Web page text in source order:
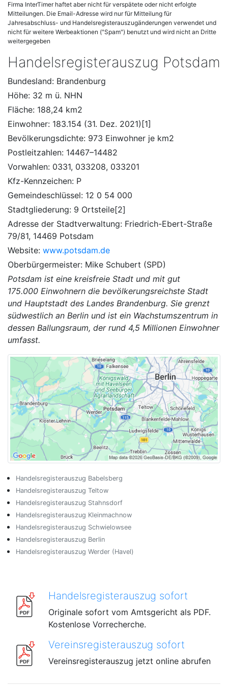
Firma InterTimer haftet aber nicht für verspätete oder nicht erfolgte
Mitteilungen. Die Email-Adresse wird nur für Mitteilung für
Jahresabschluss- und Handelsregisterauszugänderungen verwendet und
nicht für weitere Werbeaktionen ("Spam") benutzt und wird nicht an Dritte
weitergegeben
Handelsregisterauszug Potsdam
Bundesland: Brandenburg
Höhe: 32 m ü. NHN
Fläche: 188,24 km2
Einwohner: 183.154 (31. Dez. 2021)[1]
Bevölkerungsdichte: 973 Einwohner je km2
Postleitzahlen: 14467–14482
Vorwahlen: 0331, 033208, 033201
Kfz-Kennzeichen: P
Gemeindeschlüssel: 12 0 54 000
Stadtgliederung: 9 Ortsteile[2]
Adresse der Stadtverwaltung: Friedrich-Ebert-Straße
79/81, 14469 Potsdam
Website: www.potsdam.de
Oberbürgermeister: Mike Schubert (SPD)
Potsdam ist eine kreisfreie Stadt und mit gut
175.000 Einwohnern die bevölkerungsreichste Stadt
und Hauptstadt des Landes Brandenburg. Sie grenzt
südwestlich an Berlin und ist ein Wachstumszentrum in
dessen Ballungsraum, der rund 4,5 Millionen Einwohner
umfasst.
Handelsregisterauszug Babelsberg
Handelsregisterauszug Teltow
Handelsregisterauszug Stahnsdorf
Handelsregisterauszug Kleinmachnow
Handelsregisterauszug Schwielowsee
Handelsregisterauszug Berlin
Handelsregisterauszug Werder (Havel)
Handelsregisterauszug sofort
Originale sofort vom Amtsgericht als PDF.
Kostenlose Vorrecherche.
Vereinsregisterauszug sofort
Vereinsregisterauszug jetzt online abrufen